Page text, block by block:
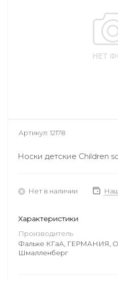
Артикул: 12178
Носки детские Children
Нет в наличии
Характеристики
Производитель
Фальке КГаА, ГЕРМАНИЯ,
Шмалленберг